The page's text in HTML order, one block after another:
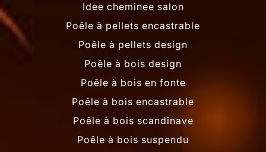
Idee cheminee salon
Poêle à pellets encastrable
Poêle à pellets design
Poêle à bois design
Poêle à bois en fonte
Poêle à bois encastrable
Poêle à bois scandinave
Poêle à bois suspendu